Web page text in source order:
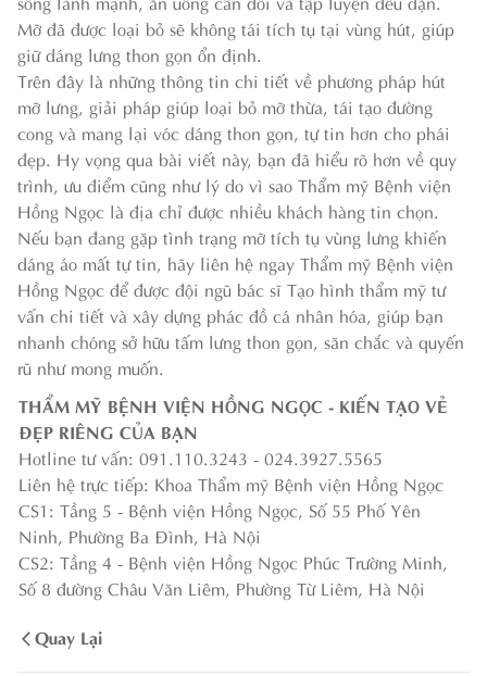
Mỡ đã được loại bỏ sẽ không tái tích tụ tại vùng hút, giúp
giữ dáng lưng thon gọn ổn định.
Trên đây là những thông tin chi tiết về phương pháp hút
mỡ lưng, giải pháp giúp loại bỏ mỡ thừa, tái tạo đường
cong và mang lại vóc dáng thon gọn, tự tin hơn cho phái
đẹp. Hy vọng qua bài viết này, bạn đã hiểu rõ hơn về quy
trình, ưu điểm cũng như lý do vì sao Thẩm mỹ Bệnh viện
Hồng Ngọc là địa chỉ được nhiều khách hàng tin chọn.
Nếu bạn đang gặp tình trạng mỡ tích tụ vùng lưng khiến
dáng áo mất tự tin, hãy liên hệ ngay Thẩm mỹ Bệnh viện
Hồng Ngọc để được đội ngũ bác sĩ Tạo hình thẩm mỹ tư
vấn chi tiết và xây dựng phác đồ cá nhân hóa, giúp bạn
nhanh chóng sở hữu tấm lưng thon gọn, săn chắc và quyến
rũ như mong muốn.
THẨM MỸ BỆNH VIỆN HỒNG NGỌC - KIẾN TẠO VẺ
ĐẸP RIÊNG CỦA BẠN
Hotline tư vấn: 091.110.3243 - 024.3927.5565
Liên hệ trực tiếp: Khoa Thẩm mỹ Bệnh viện Hồng Ngọc
CS1: Tầng 5 - Bệnh viện Hồng Ngọc, Số 55 Phố Yên
Ninh, Phường Ba Đình, Hà Nội
CS2: Tầng 4 - Bệnh viện Hồng Ngọc Phúc Trường Minh,
Số 8 đường Châu Văn Liêm, Phường Từ Liêm, Hà Nội
Quay Lại